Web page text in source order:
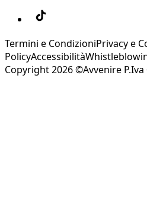
Termini e CondizioniPrivacy e
PolicyAccessibilità
Copyright 2026 ©Avvenire P.Iva